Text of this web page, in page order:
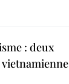
: deux